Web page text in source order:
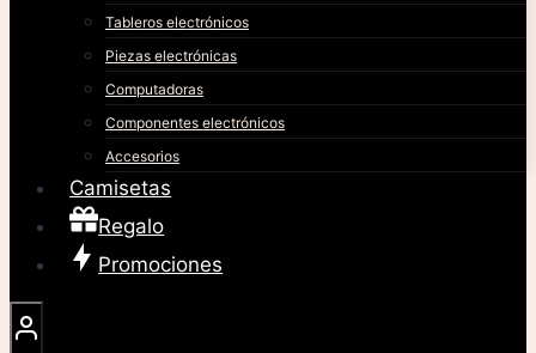
Tableros electrónicos
Piezas electrónicas
Computadoras
Componentes electrónicos
Accesorios
Camisetas
Regalo
Promociones